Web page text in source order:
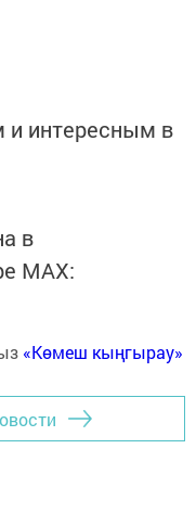
интересным в
в
MАХ:
«Көмеш кыңгырау»